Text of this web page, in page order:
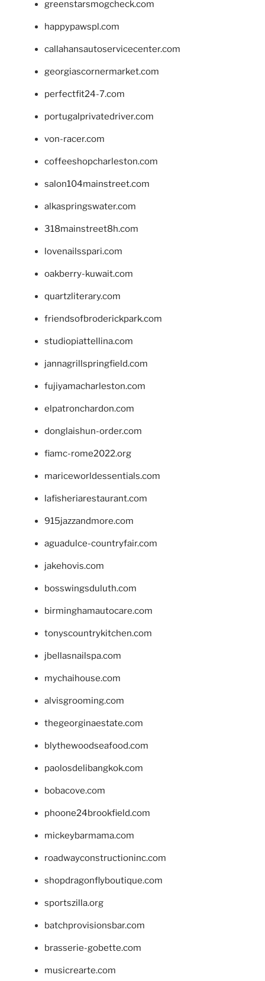
greenstarsmogcheck.com
happypawspl.com
callahansautoservicecenter.com
georgiascornermarket.com
perfectfit24-7.com
portugalprivatedriver.com
von-racer.com
coffeeshopcharleston.com
salon104mainstreet.com
alkaspringswater.com
318mainstreet8h.com
lovenailsspari.com
oakberry-kuwait.com
quartzliterary.com
friendsofbroderickpark.com
studiopiattellina.com
jannagrillspringfield.com
fujiyamacharleston.com
elpatronchardon.com
donglaishun-order.com
fiamc-rome2022.org
mariceworldessentials.com
lafisheriarestaurant.com
915jazzandmore.com
aguadulce-countryfair.com
jakehovis.com
bosswingsduluth.com
birminghamautocare.com
tonyscountrykitchen.com
jbellasnailspa.com
mychaihouse.com
alvisgrooming.com
thegeorginaestate.com
blythewoodseafood.com
paolosdelibangkok.com
bobacove.com
phoone24brookfield.com
mickeybarmama.com
roadwayconstructioninc.com
shopdragonflyboutique.com
sportszilla.org
batchprovisionsbar.com
brasserie-gobette.com
musicrearte.com